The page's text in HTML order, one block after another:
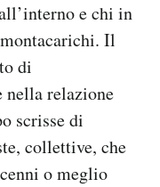
e chi in
Il
di
nella relazione
scrisse di
collettive, che
o meglio